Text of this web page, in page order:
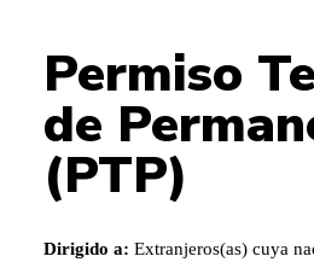
Permiso
de
(PTP)
Dirigido a: Extranjeros(as) cuya